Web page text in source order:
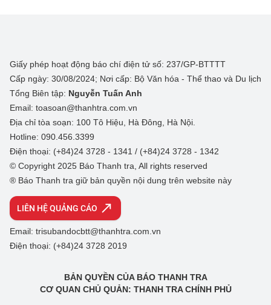
Giấy phép hoạt động báo chí điện tử số: 237/GP-BTTTT
Cấp ngày: 30/08/2024; Nơi cấp: Bộ Văn hóa - Thể thao và Du lịch
Tổng Biên tập: Nguyễn Tuấn Anh
Email: toasoan@thanhtra.com.vn
Địa chỉ tòa soạn: 100 Tô Hiệu, Hà Đông, Hà Nội.
Hotline: 090.456.3399
Điện thoại: (+84)24 3728 - 1341 / (+84)24 3728 - 1342
© Copyright 2025 Báo Thanh tra, All rights reserved
® Báo Thanh tra giữ bản quyền nội dung trên website này
LIÊN HỆ QUẢNG CÁO
Email: trisubandocbtt@thanhtra.com.vn
Điện thoại: (+84)24 3728 2019
BẢN QUYỀN CỦA BÁO THANH TRA
CƠ QUAN CHỦ QUẢN: THANH TRA CHÍNH PHỦ